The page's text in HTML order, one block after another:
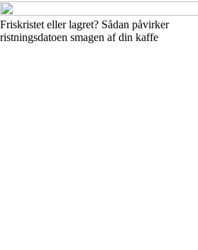
Friskristet eller lagret? Sådan påvirker
ristningsdatoen smagen af din kaffe